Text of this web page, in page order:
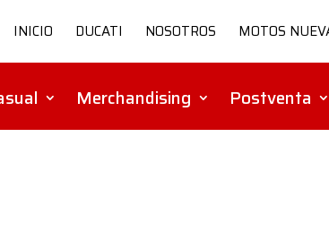
INICIO DUCATI NOSOTROS MOTOS
Merchandising Postventa